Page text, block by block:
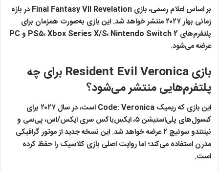
بر اساس اعلام رسمی، بازی Final Fantasy VII Revelation در بازه
زمانی بهار ۲۰۲۷ منتشر خواهد شد. این بازی به‌صورت همزمان برای
پلتفرم‌های PS5، Xbox Series X/S، Nintendo Switch 2 و PC
عرضه می‌شود.
بازی Resident Evil Veronica برای چه
پلتفرم‌هایی منتشر می‌شود؟
این بازی که ریمیک Code: Veronica است، در سال ۲۰۲۷ برای
کنسول‌های پلی‌استیشن ۵، ایکس‌باکس سری ایکس/اس، پی‌سی و
نینتندو سوئیچ ۲ عرضه خواهد شد. این نسخه جدید از موتور گرافیکی
مدرن استفاده می‌کند؛ اما روایت اصلی بازی کلاسیک را حفظ کرده
است.